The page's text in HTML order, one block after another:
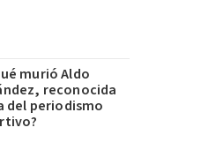
murió Aldo
reconocida
del periodismo